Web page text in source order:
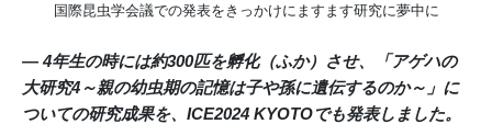
国際昆虫学会議での発表をきっかけにますます研究に夢中に
― 4年生の時には約300匹を孵化（ふか）させ、「アゲハの
大研究4～親の幼虫期の記憶は子や孫に遺伝するのか～」に
ついての研究成果を、ICE2024 KYOTOでも発表しました。